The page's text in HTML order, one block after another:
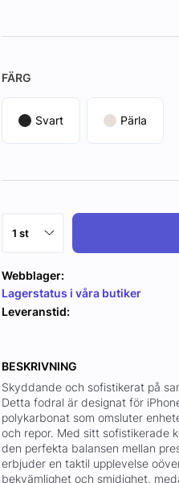
FÄRG
Svart Pärla
Webblager:
Lagerstatus i våra butiker
Leveranstid:
BESKRIVNING
Skyddande och sofistikerat på
Detta fodral är designat för
polykarbonat som omsluter
och repor. Med sitt sofistikerade
den perfekta balansen mellan
erbjuder en taktil upplevelse
bekvämlighet och smidighet,